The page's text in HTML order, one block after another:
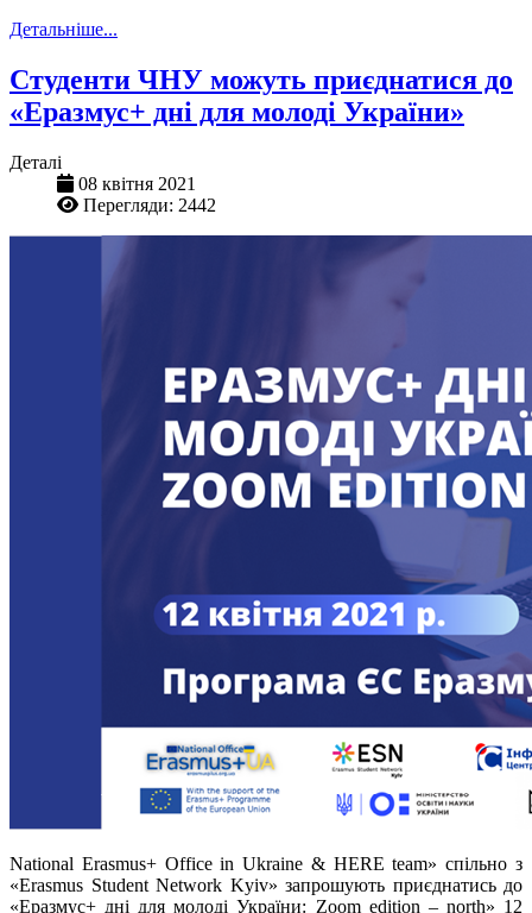
Детальніше...
Студенти ЧНУ можуть приєднатися до
«Еразмус+ дні для молоді України»
Деталі
08 квітня 2021
Перегляди: 2442
National Erasmus+ Office in Ukraine & HERE team» спільно з
«Erasmus Student Network Kyiv» запрошують приєднатись до
«Еразмус+ дні для молоді України: Zoom edition – north» 12